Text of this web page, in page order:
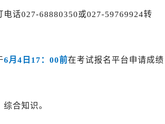
话027-68880350或027-59769924转
6月4日17：00前在考试报名平台申请成绩
合知识。